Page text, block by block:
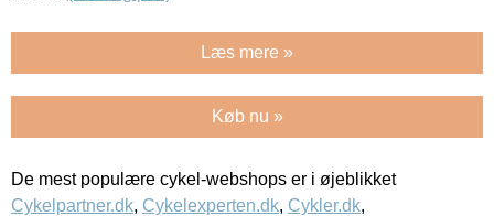
Læs mere »
Køb nu »
De mest populære cykel-webshops er i øjeblikket
Cykelpartner.dk, Cykelexperten.dk, Cykler.dk,